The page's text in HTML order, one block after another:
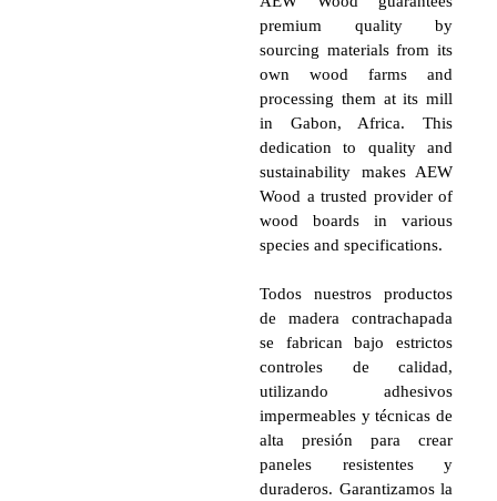
premium quality by
sourcing materials from its
own wood farms and
processing them at its mill
in Gabon, Africa. This
dedication to quality and
sustainability makes AEW
Wood a trusted provider of
wood boards in various
species and specifications.
Todos nuestros productos
de madera contrachapada
se fabrican bajo estrictos
controles de calidad,
utilizando adhesivos
impermeables y técnicas de
alta presión para crear
paneles resistentes y
duraderos. Garantizamos la